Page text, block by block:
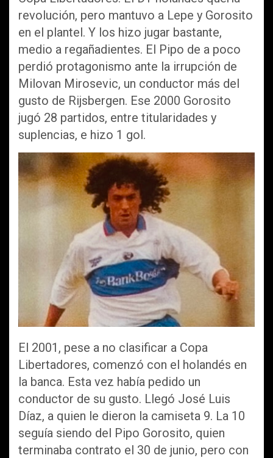
revolución, pero mantuvo a Lepe y Gorosito
en el plantel. Y los hizo jugar bastante,
medio a regañadientes. El Pipo de a poco
perdió protagonismo ante la irrupción de
Milovan Mirosevic, un conductor más del
gusto de Rijsbergen. Ese 2000 Gorosito
jugó 28 partidos, entre titularidades y
suplencias, e hizo 1 gol.
El 2001, pese a no clasificar a Copa
Libertadores, comenzó con el holandés en
la banca. Esta vez había pedido un
conductor de su gusto. Llegó José Luis
Díaz, a quien le dieron la camiseta 9. La 10
seguía siendo del Pipo Gorosito, quien
terminaba contrato el 30 de junio, pero con